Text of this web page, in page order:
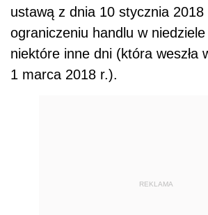
ustawą z dnia 10 stycznia 2018
ograniczeniu handlu w
niektóre inne dni (która weszła
1 marca 2018 r.).
REKLAMA